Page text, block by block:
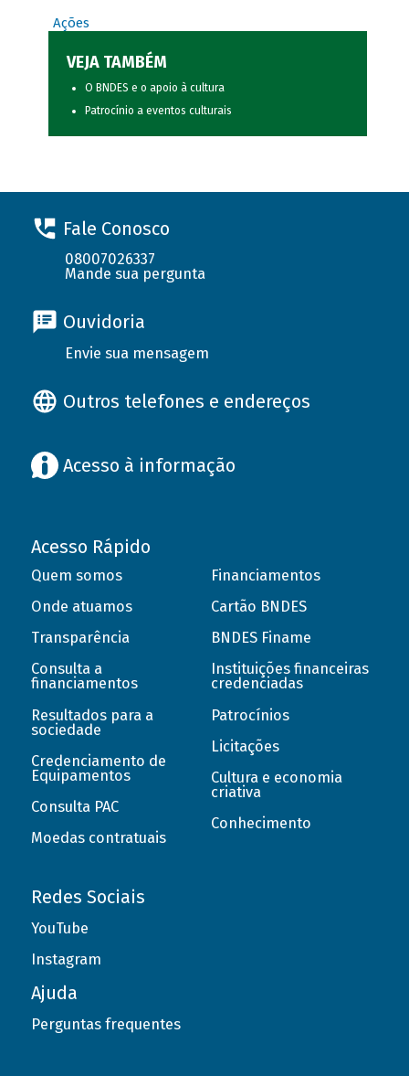
Ações
VEJA TAMBÉM
O BNDES e o apoio à cultura
Patrocínio a eventos culturais
Fale Conosco
08007026337
Mande sua pergunta
Ouvidoria
Envie sua mensagem
Outros telefones e endereços
Acesso à informação
Acesso Rápido
Quem somos
Onde atuamos
Transparência
Consulta a
financiamentos
Resultados para a
sociedade
Credenciamento de
Equipamentos
Consulta PAC
Moedas contratuais
Financiamentos
Cartão BNDES
BNDES Finame
Instituições financeiras
credenciadas
Patrocínios
Licitações
Cultura e economia
criativa
Conhecimento
Redes Sociais
YouTube
Instagram
Ajuda
Perguntas frequentes